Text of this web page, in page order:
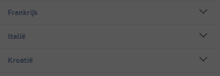
Frankrijk
Italië
Kroatië